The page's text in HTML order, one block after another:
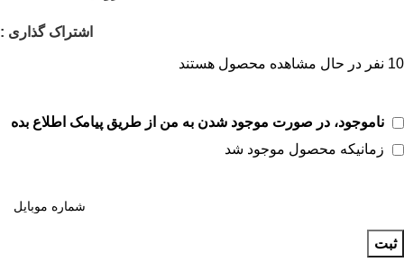
اشتراک گذاری :
10 نفر در حال مشاهده محصول هستند
ناموجود، در صورت موجود شدن به من از طریق پیامک اطلاع بده
زمانیکه محصول موجود شد
ثبت